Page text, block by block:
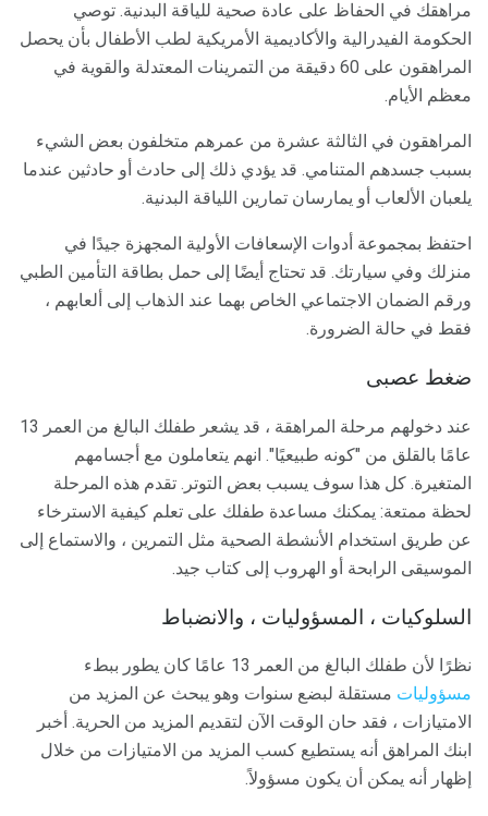
مراهقك في الحفاظ على عادة صحية للياقة البدنية. توصي
الحكومة الفيدرالية والأكاديمية الأمريكية لطب الأطفال بأن يحصل
المراهقون على 60 دقيقة من التمرينات المعتدلة والقوية في
معظم الأيام.
المراهقون في الثالثة عشرة من عمرهم متخلفون بعض الشيء
بسبب جسدهم المتنامي. قد يؤدي ذلك إلى حادث أو حادثين عندما
يلعبان الألعاب أو يمارسان تمارين اللياقة البدنية.
احتفظ بمجموعة أدوات الإسعافات الأولية المجهزة جيدًا في
منزلك وفي سيارتك. قد تحتاج أيضًا إلى حمل بطاقة التأمين الطبي
ورقم الضمان الاجتماعي الخاص بهما عند الذهاب إلى ألعابهم ،
فقط في حالة الضرورة.
ضغط عصبى
عند دخولهم مرحلة المراهقة ، قد يشعر طفلك البالغ من العمر 13
عامًا بالقلق من "كونه طبيعيًا". انهم يتعاملون مع أجسامهم
المتغيرة. كل هذا سوف يسبب بعض التوتر. تقدم هذه المرحلة
لحظة ممتعة: يمكنك مساعدة طفلك على تعلم كيفية الاسترخاء
عن طريق استخدام الأنشطة الصحية مثل التمرين ، والاستماع إلى
الموسيقى الرابحة أو الهروب إلى كتاب جيد.
السلوكيات ، المسؤوليات ، والانضباط
نظرًا لأن طفلك البالغ من العمر 13 عامًا كان يطور ببطء
مسؤوليات مستقلة لبضع سنوات وهو يبحث عن المزيد من
الامتيازات ، فقد حان الوقت الآن لتقديم المزيد من الحرية. أخبر
ابنك المراهق أنه يستطيع كسب المزيد من الامتيازات من خلال
إظهار أنه يمكن أن يكون مسؤولاً.